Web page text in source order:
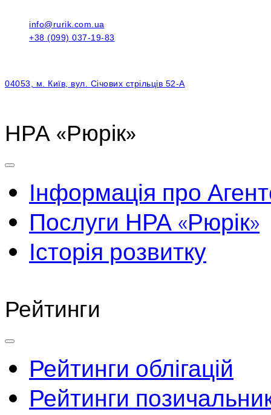
info@rurik.com.ua
+38 (099) 037-19-83
04053, м. Київ, вул. Січових стрільців 52-А
НРА «Рюрік»
Інформація про
Послуги НРА «Рюрік»
Історія розвитку
Рейтинги
Рейтинги облігацій
Рейтинги